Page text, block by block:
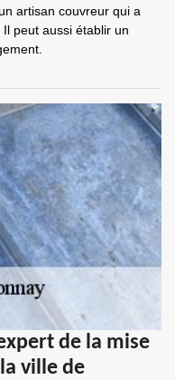
artisan couvreur qui a
peut aussi établir un
de la mise
ville de